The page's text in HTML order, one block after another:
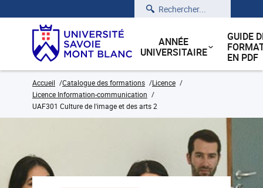
Rechercher
ANNÉE
UNIVERSITAIRE
GUIDE
EN PDF
Accueil Catalogue des formations
Licence
Licence Information-communication
UAF301 Culture de l'image et des arts 2